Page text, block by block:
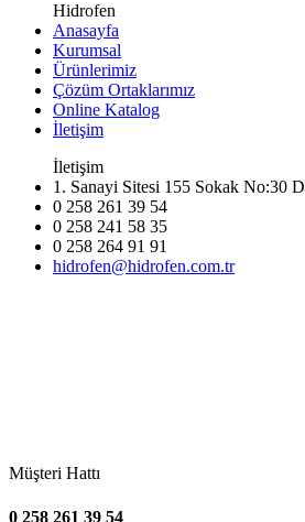
Hidrofen
Anasayfa
Kurumsal
Ürünlerimiz
Çözüm Ortaklarımız
Online Katalog
İletişim
İletişim
1. Sanayi Sitesi 155 Sokak No:30
0 258 261 39 54
0 258 241 58 35
0 258 264 91 91
hidrofen@hidrofen.com.tr
Müşteri Hattı
0 258 261 39 54